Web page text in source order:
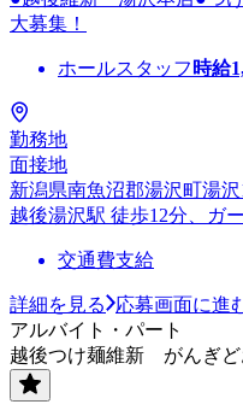
大募集！
ホールスタッフ 時給
勤務地
面接地
新潟県南魚沼郡湯沢町湯沢
越後湯沢駅 徒歩12分、ガ
交通費支給
詳細を見る
応募画面に進
アルバイト・パート
越後つけ麺維新 がんぎど